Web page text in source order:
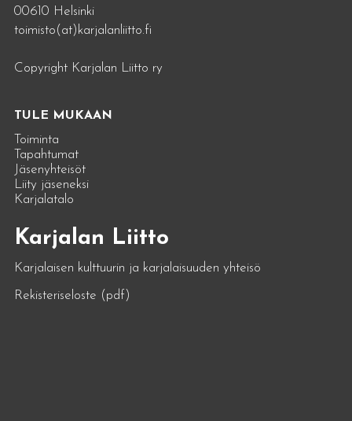
00610 Helsinki
toimisto(at)karjalanliitto.fi
Copyright Karjalan Liitto ry
TULE MUKAAN
Toiminta
Tapahtumat
Jäsenyhteisöt
Liity jäseneksi
Karjalatalo
Karjalan Liitto
Karjalaisen kulttuurin ja karjalaisuuden yhteisö
Rekisteriseloste (pdf)